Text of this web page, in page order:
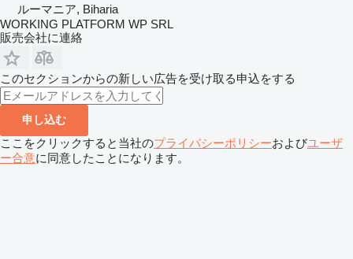
ルーマニア, Biharia
WORKING PLATFORM WP SRL
販売会社に連絡
このセクションからの新しい広告を受け取る申込をする
申し込む
ここをクリックすると当社のプライバシーポリシーおよびユーザ
ー合意に同意したことになります。